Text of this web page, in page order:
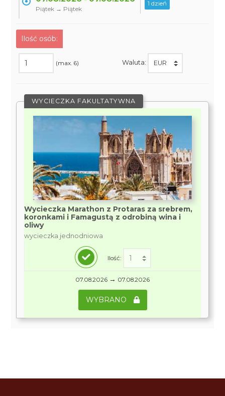
Piątek → Piątek
1 dzień
Ilość osób:
(max. 6) Waluta:
WYCIECZKA FAKULTATYWNA
Wycieczka Marathon z Protaras za srebrem,
koronkami i Famagustą z odrobiną wina i
oliwy
wycieczka jednodniowa
Ilość:
07.08.2026 → 07.08.2026
WYBRANO